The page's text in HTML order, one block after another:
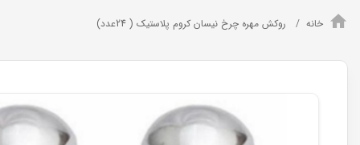
خانه روکش مهره چرخ نیسان کروم پلاستیک ( 24عدد)